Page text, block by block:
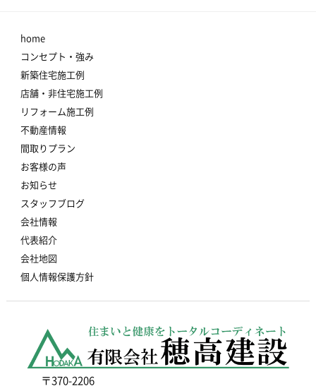
home
コンセプト・強み
新築住宅施工例
店舗・非住宅施工例
リフォーム施工例
不動産情報
間取りプラン
お客様の声
お知らせ
スタッフブログ
会社情報
代表紹介
会社地図
個人情報保護方針
〒370-2206